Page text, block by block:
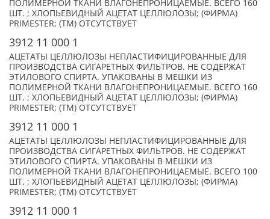
ПОЛИМЕРНОЙ ТКАНИ ВЛАГОНЕПРОНИЦАЕМЫЕ. ВСЕГО 160
ШТ. ; ХЛОПЬЕВИДНЫЙ АЦЕТАТ ЦЕЛЛЮЛОЗЫ; (ФИРМА)
PRIMESTER; (TM) ОТСУТСТВУЕТ
3912 11 000 1
АЦЕТАТЫ ЦЕЛЛЮЛОЗЫ НЕПЛАСТИФИЦИРОВАННЫЕ ДЛЯ
ПРОИЗВОДСТВА СИГАРЕТНЫХ ФИЛЬТРОВ. НЕ СОДЕРЖАТ
ЭТИЛОВОГО СПИРТА. УПАКОВАНЫ В МЕШКИ ИЗ
ПОЛИМЕРНОЙ ТКАНИ ВЛАГОНЕПРОНИЦАЕМЫЕ. ВСЕГО 160
ШТ. ; ХЛОПЬЕВИДНЫЙ АЦЕТАТ ЦЕЛЛЮЛОЗЫ; (ФИРМА)
PRIMESTER; (TM) ОТСУТСТВУЕТ
3912 11 000 1
АЦЕТАТЫ ЦЕЛЛЮЛОЗЫ НЕПЛАСТИФИЦИРОВАННЫЕ ДЛЯ
ПРОИЗВОДСТВА СИГАРЕТНЫХ ФИЛЬТРОВ. НЕ СОДЕРЖАТ
ЭТИЛОВОГО СПИРТА. УПАКОВАНЫ В МЕШКИ ИЗ
ПОЛИМЕРНОЙ ТКАНИ ВЛАГОНЕПРОНИЦАЕМЫЕ. ВСЕГО 100
ШТ. ; ХЛОПЬЕВИДНЫЙ АЦЕТАТ ЦЕЛЛЮЛОЗЫ; (ФИРМА)
PRIMESTER; (TM) ОТСУТСТВУЕТ
3912 11 000 1